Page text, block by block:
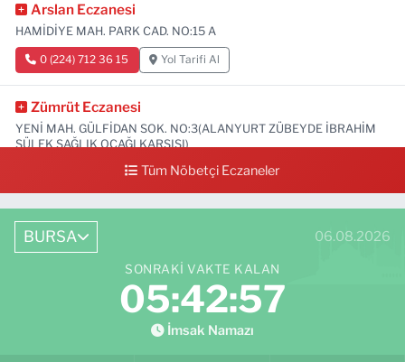
Arslan Eczanesi
HAMİDİYE MAH. PARK CAD. NO:15 A
0 (224) 712 36 15 Yol Tarifi Al
Zümrüt Eczanesi
YENİ MAH. GÜLFİDAN SOK. NO:3(ALANYURT ZÜBEYDE İBRAHİM
SÜLEK SAĞLIK OCAĞI KARŞISI)
0 (531) 239 44 04 Yol Tarifi Al
Tüm Nöbetçi Eczaneler
BURSA 06.08.2026
SONRAKI VAKTE KALAN
05:42:56
İmsak Namazı